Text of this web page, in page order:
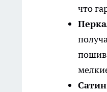
что
Сатин